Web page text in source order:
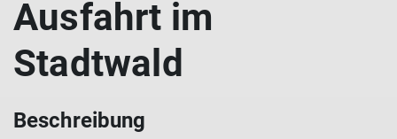
Ausfahrt im
Stadtwald
Beschreibung